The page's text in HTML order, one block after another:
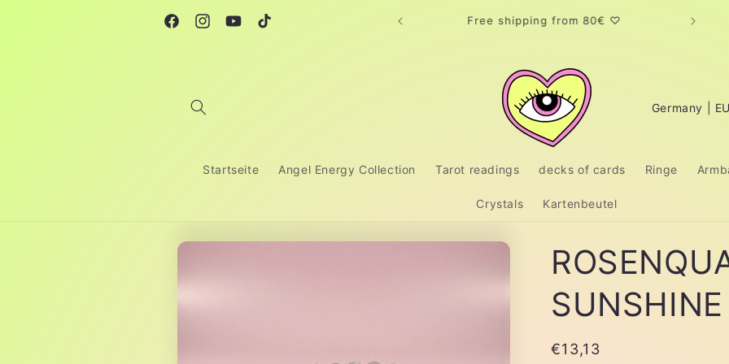
FacebookInstagramYouTubeTikTok
Free shipping from 80€ ♡
Versand in die Schweiz über
www.meinEinkauf.ch
Startseite Angel Energy Collection Tarot readings decks of cards Ringe
Crystals Kartenbeutel
C
n
y
/
r
Skip to
Regular
€13,13